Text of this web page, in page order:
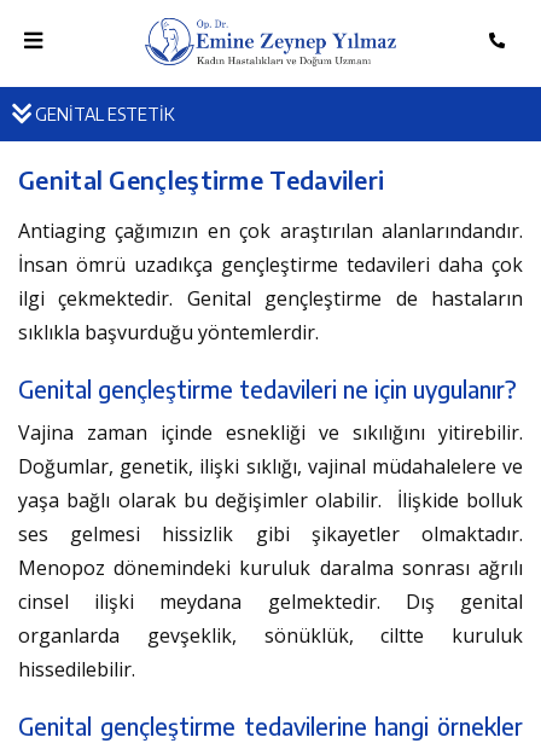
GENİTAL ESTETİK
Genital Gençleştirme Tedavileri
Antiaging çağımızın en çok araştırılan alanlarındandır.
İnsan ömrü uzadıkça gençleştirme tedavileri daha çok
ilgi çekmektedir. Genital gençleştirme de hastaların
sıklıkla başvurduğu yöntemlerdir.
Genital gençleştirme tedavileri ne için uygulanır?
Vajina zaman içinde esnekliği ve sıkılığını yitirebilir.
Doğumlar, genetik, ilişki sıklığı, vajinal müdahalelere ve
yaşa bağlı olarak bu değişimler olabilir. İlişkide bolluk
ses gelmesi hissizlik gibi şikayetler olmaktadır.
Menopoz dönemindeki kuruluk daralma sonrası ağrılı
cinsel ilişki meydana gelmektedir. Dış genital
organlarda gevşeklik, sönüklük, ciltte kuruluk
hissedilebilir.
Genital gençleştirme tedavilerine hangi örnekler